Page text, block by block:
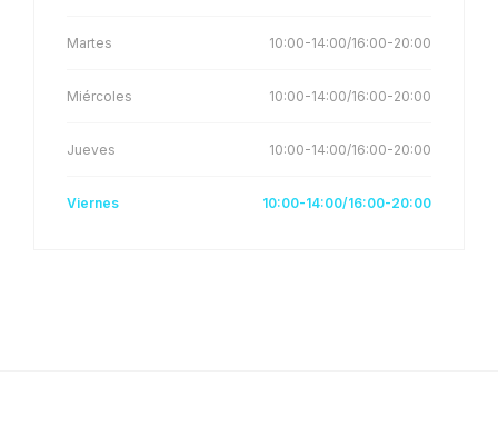
Martes 10:00-14:00/16:00-20:00
Miércoles 10:00-14:00/16:00-20:00
Jueves 10:00-14:00/16:00-20:00
Viernes 10:00-14:00/16:00-20:00